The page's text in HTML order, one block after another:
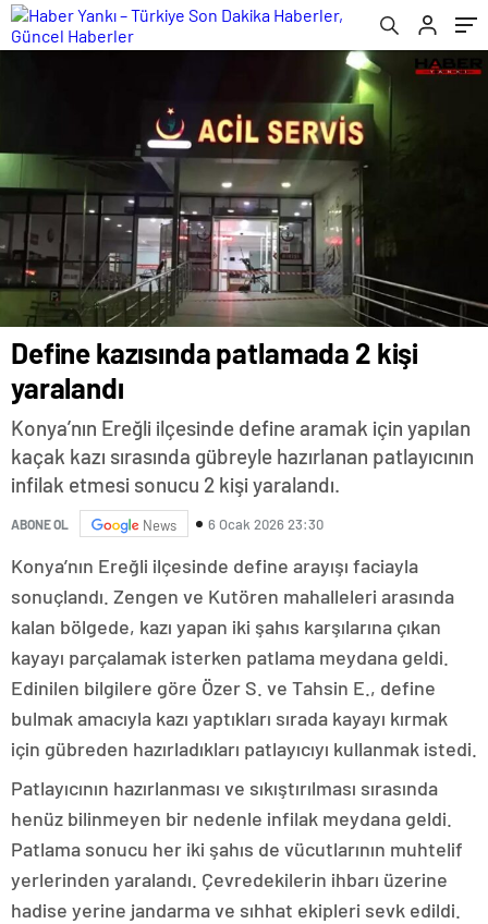
Define kazısında patlamada 2 kişi
yaralandı
Konya’nın Ereğli ilçesinde define aramak için yapılan
kaçak kazı sırasında gübreyle hazırlanan patlayıcının
infilak etmesi sonucu 2 kişi yaralandı.
ABONE OL News 6 Ocak 2026 23:30
Konya’nın Ereğli ilçesinde define arayışı faciayla
sonuçlandı. Zengen ve Kutören mahalleleri arasında
kalan bölgede, kazı yapan iki şahıs karşılarına çıkan
kayayı parçalamak isterken patlama meydana geldi.
Edinilen bilgilere göre Özer S. ve Tahsin E., define
bulmak amacıyla kazı yaptıkları sırada kayayı kırmak
için gübreden hazırladıkları patlayıcıyı kullanmak istedi.
Patlayıcının hazırlanması ve sıkıştırılması sırasında
henüz bilinmeyen bir nedenle infilak meydana geldi.
Patlama sonucu her iki şahıs de vücutlarının muhtelif
yerlerinden yaralandı. Çevredekilerin ihbarı üzerine
hadise yerine jandarma ve sıhhat ekipleri sevk edildi.